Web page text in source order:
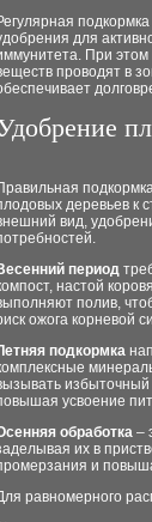
для
При этом
проводят в
деревьев к
вид,
период
настой
полив,
ожога корневой
подкормка
избыточный
усвоение
обработка –
их в
и
равномерного